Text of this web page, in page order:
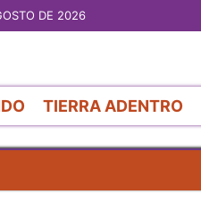
DE 2026
TIERRA ADENTRO